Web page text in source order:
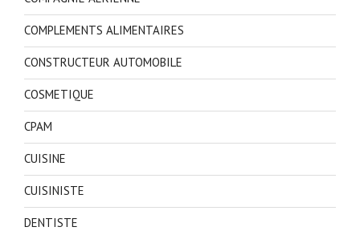
COMPLEMENTS ALIMENTAIRES
CONSTRUCTEUR AUTOMOBILE
COSMETIQUE
CPAM
CUISINE
CUISINISTE
DENTISTE